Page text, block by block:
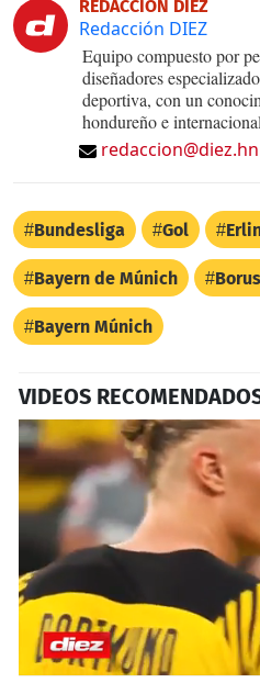
REDACCIÓN DIEZ
Redacción DIEZ
Equipo compuesto por
diseñadores
deportiva, con un
hondureño e
redaccion@diez.hn
Bundesliga Gol
Bayern de Múnich
Bayern Múnich
VIDEOS